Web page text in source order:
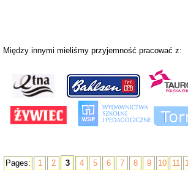
Między innymi mieliśmy przyjemność pracować z:
Pages: 1 2 3 4 5 6 7 8 9 10 11